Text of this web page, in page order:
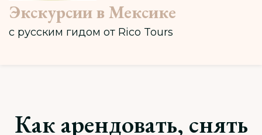
Экскурсии в Мексике
с русским гидом от Rico Tours
Как арендовать, снять